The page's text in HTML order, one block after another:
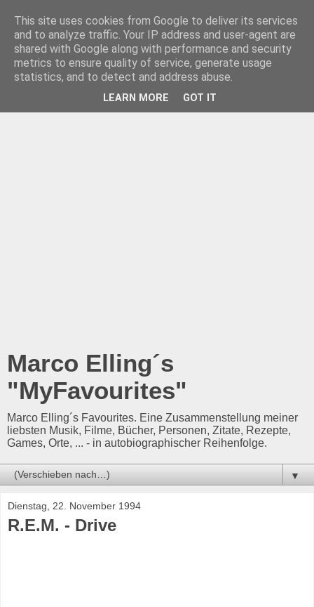
Marco Elling´s
"MyFavourites"
Marco Elling´s Favourites. Eine Zusammenstellung meiner
liebsten Musik, Filme, Bücher, Personen, Zitate, Rezepte,
Games, Orte, ... - in autobiographischer Reihenfolge.
▼
Dienstag, 22. November 1994
R.E.M. - Drive
This site uses cookies from Google to deliver its services
and to analyze traffic. Your IP address and user-agent are
shared with Google along with performance and security
metrics to ensure quality of service, generate usage
statistics, and to detect and address abuse.
LEARN MORE GOT IT